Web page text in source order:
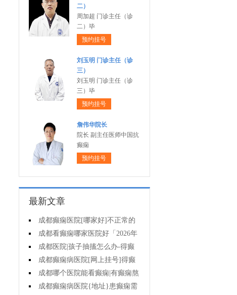
二）
周加超 门诊主任（诊
二）毕
预约挂号
刘玉明 门诊主任（诊
三）
刘玉明 门诊主任（诊
三）毕
预约挂号
詹伟华院长
院长 副主任医师中国抗
癫痫
预约挂号
最新文章
成都癫痫医院[哪家好]不正常的
脑电图意味着什么?
成都看癫痫哪家医院好「2026年
度公布」癫痫诊断是要确定病情情
况吗?
成都医院|孩子抽搐怎么办-得癫
痫后不能治疗吗?
成都癫痫病医院[网上挂号]得癫
痫会有哪些问题?
成都哪个医院能看癫痫|有癫痫熬
夜可取吗?
成都癫痫病医院{地址}患癫痫需